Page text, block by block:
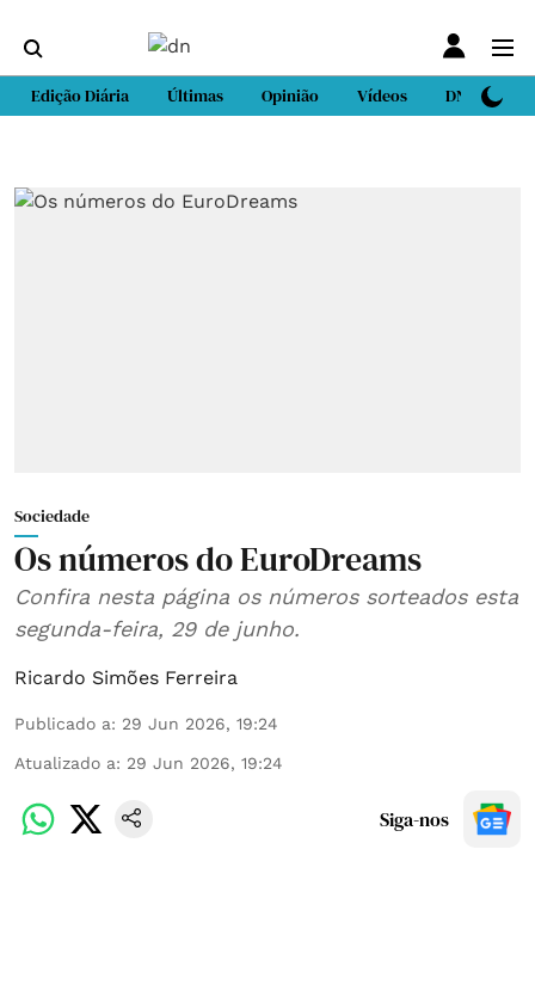
Edição Diária Últimas Opinião Vídeos DN Sport
Sociedade
Os números do EuroDreams
Confira nesta página os números sorteados esta
segunda-feira, 29 de junho.
Ricardo Simões Ferreira
Publicado a: 29 Jun 2026, 19:24
Atualizado a: 29 Jun 2026, 19:24
Siga-nos